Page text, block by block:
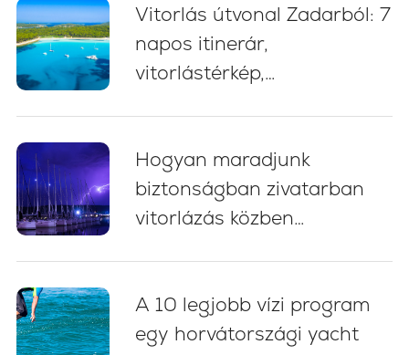
Vitorlás útvonal Zadarból: 7
napos itinerár,
vitorlástérkép,
Hogyan maradjunk
biztonságban zivatarban
vitorlázás közben
A 10 legjobb vízi program
egy horvátországi yacht